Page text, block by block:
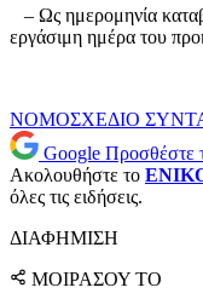
– Ως ημερομηνία
εργάσιμη ημέρα του
ΝΟΜΟΣΧΕΔΙΟ
Google Προσθέστε
Ακολουθήστε το
όλες τις ειδήσεις.
ΔΙΑΦΗΜΙΣΗ
ΜΟΙΡΑΣΟΥ ΤΟ